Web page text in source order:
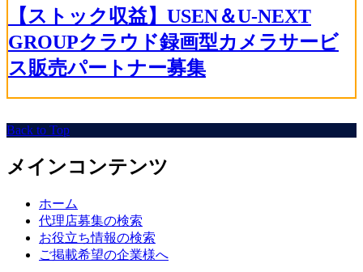
【ストック収益】USEN＆U-NEXT
GROUPクラウド録画型カメラサービ
ス販売パートナー募集
Back to Top
メインコンテンツ
ホーム
代理店募集の検索
お役立ち情報の検索
ご掲載希望の企業様へ